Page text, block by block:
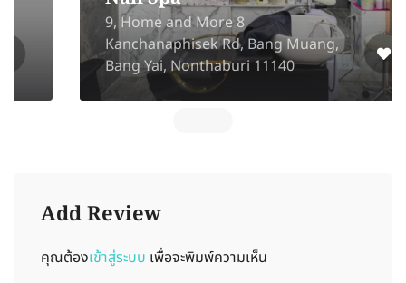
9, Home and More 8
Kanchanaphisek Rd, Bang Muang,
Bang Yai, Nonthaburi 11140
Add Review
คุณต้องเข้าสู่ระบบ เพื่อจะพิมพ์ความเห็น